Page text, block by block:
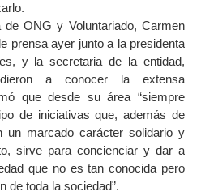
de ONG y Voluntariado, Carmen
prensa ayer junto a la presidenta
y la secretaria de la entidad,
a conocer la extensa
que desde su área “siempre
de iniciativas que, además de
un marcado carácter solidario y
sirve para concienciar y dar a
que no es tan conocida pero
de toda la sociedad”.